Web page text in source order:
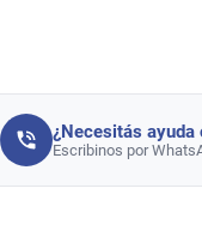
¿Necesitás ayuda
Escribinos por